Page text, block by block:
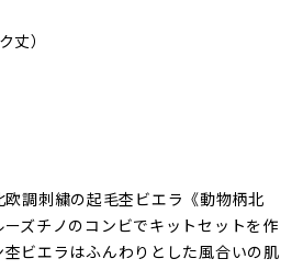
丈）
欧調刺繍の起毛杢ビエラ《動物柄北
ズチノのコンビでキットセットを作
ビエラはふんわりとした風合いの肌